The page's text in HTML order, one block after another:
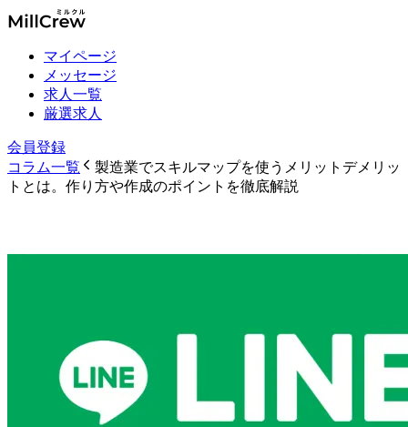
マイページ
メッセージ
求人一覧
厳選求人
会員登録
コラム一覧
製造業でスキルマップを使うメリットデメリッ
トとは。作り方や作成のポイントを徹底解説